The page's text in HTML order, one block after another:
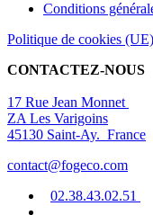
Conditions
Politique de cookies (UE)
CONTACTEZ-NOUS
17 Rue Jean Monnet
ZA Les Varigoins
45130 Saint-Ay. France
contact@fogeco.com
02.38.43.02.51